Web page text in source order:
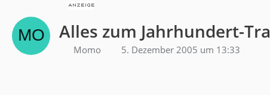
Alles zum Jahrhundert-
Momo 5. Dezember 2005 um 13:33